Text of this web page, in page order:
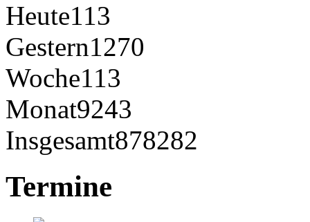
Heute113
Gestern1270
Woche113
Monat9243
Insgesamt878282
Termine